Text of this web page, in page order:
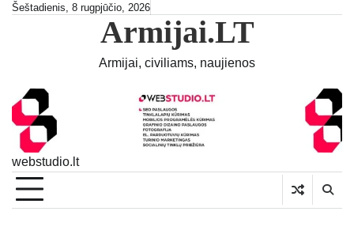
SkipŠeštadienis, 8 rugpjūčio, 2026
Armijai.LT
Armijai, civiliams, naujienos
webstudio.lt